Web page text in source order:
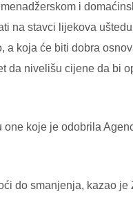
i
na stavci lijekova
koja će biti dobra
nivelišu cijene da bi
koje je odobrila
do smanjenja, kazao je